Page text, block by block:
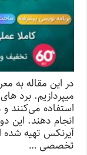
میپردازیم. برد
استفاده می‌کنند و
انجام دهند. این
آیرنکس تهیه
تخصصی …